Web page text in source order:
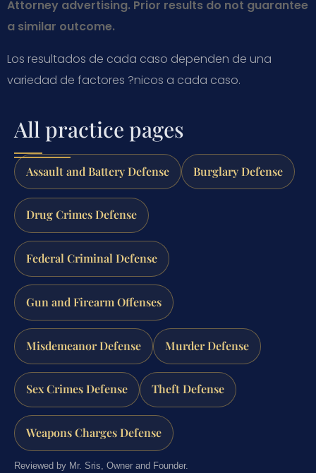
Attorney advertising. Prior results do not guarantee
a similar outcome.
Los resultados de cada caso dependen de una
variedad de factores ?nicos a cada caso.
All practice pages
Assault and Battery Defense Burglary Defense
Drug Crimes Defense
Federal Criminal Defense
Gun and Firearm Offenses
Misdemeanor Defense Murder Defense
Sex Crimes Defense Theft Defense
Weapons Charges Defense
Reviewed by Mr. Sris, Owner and Founder.